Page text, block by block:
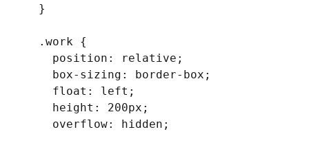
}
.work {
position : relative ;
box-sizing : border-box ;
float : left ;
height : 200px ;
overflow: hidden ;